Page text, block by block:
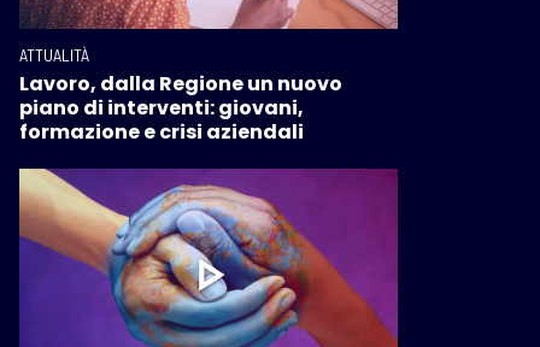
ATTUALITÀ
Lavoro, dalla Regione un nuovo
piano di interventi: giovani,
formazione e crisi aziendali